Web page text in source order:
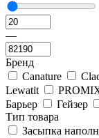
—
Бренд
Canature
Lewatit
Барьер
Гейзер
Тип товара
Засыпка